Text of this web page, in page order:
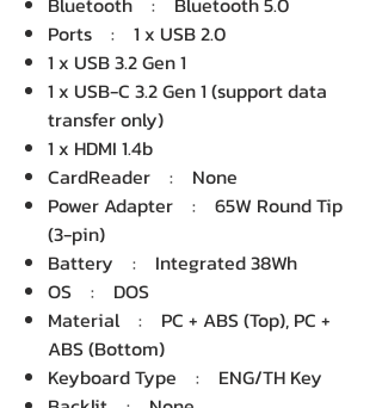
Ports : 1 x USB 2.0
1 x USB 3.2 Gen 1
1 x USB-C 3.2 Gen 1 (support data
transfer only)
1 x HDMI 1.4b
CardReader : None
Power Adapter : 65W Round Tip
(3-pin)
Battery : Integrated 38Wh
OS : DOS
Material : PC + ABS (Top), PC +
ABS (Bottom)
Keyboard Type : ENG/TH Key